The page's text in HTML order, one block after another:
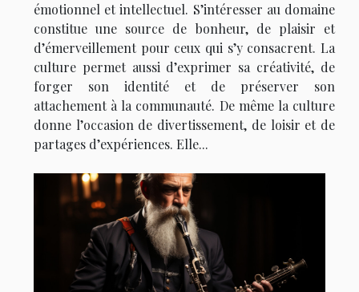
émotionnel et intellectuel. S’intéresser au domaine
constitue une source de bonheur, de plaisir et
d’émerveillement pour ceux qui s’y consacrent. La
culture permet aussi d’exprimer sa créativité, de
forger son identité et de préserver son
attachement à la communauté. De même la culture
donne l’occasion de divertissement, de loisir et de
partages d’expériences. Elle...